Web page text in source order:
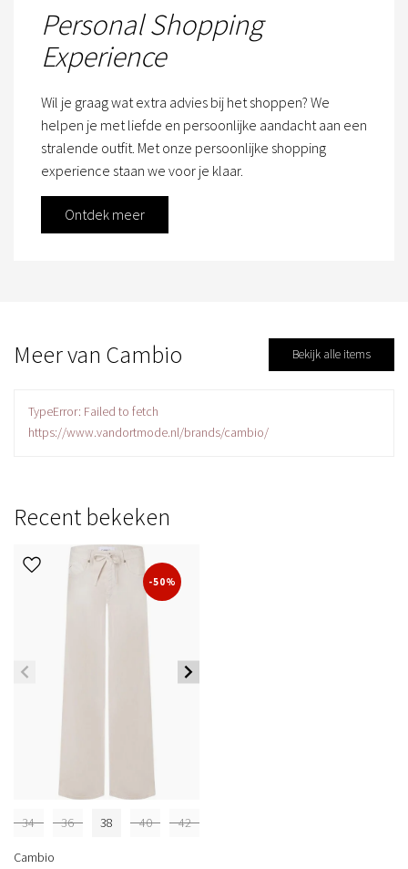
Personal Shopping
Experience
Wil je graag wat extra advies bij het shoppen? We
helpen je met liefde en persoonlijke aandacht aan een
stralende outfit. Met onze persoonlijke shopping
experience staan we voor je klaar.
Ontdek meer
Meer van Cambio Bekijk alle items
TypeError: Failed to fetch
https://www.vandortmode.nl/brands/cambio/
Recent bekeken
-50%
34 36 38 40 42
Cambio